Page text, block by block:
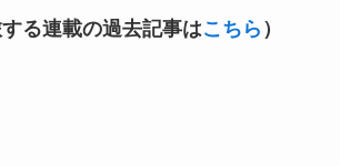
する連載の過去記事はこちら ）